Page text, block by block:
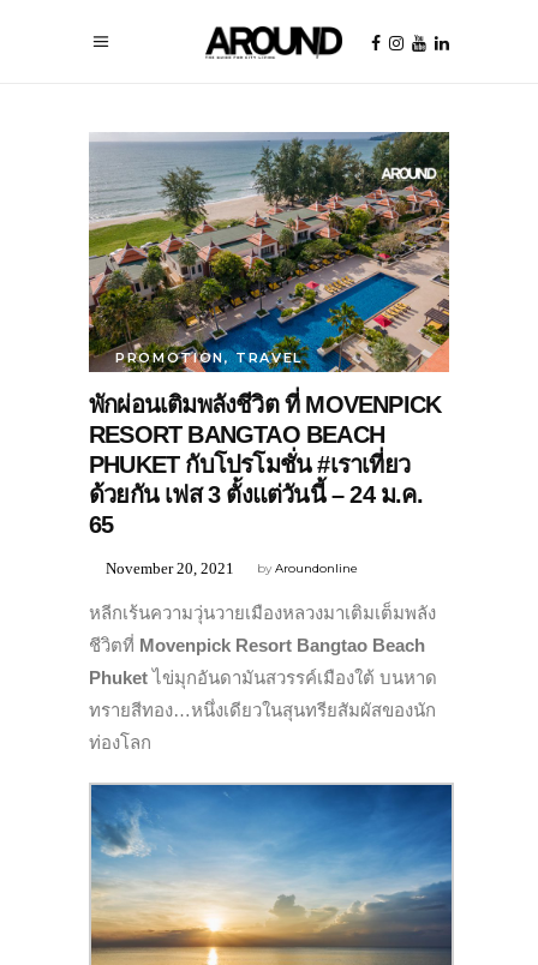
PROMOTION,TRAVEL
พักผ่อนเติมพลังชีวิต ที่ MOVENPICK
RESORT BANGTAO BEACH
PHUKET กับโปรโมชั่น #เราเที่ยว
ด้วยกัน เฟส 3 ตั้งแต่วันนี้ – 24 ม.ค.
65
byAroundonline
November 20, 2021
หลีกเร้นความวุ่นวายเมืองหลวงมาเติมเต็มพลัง
ชีวิตที่ Movenpick Resort Bangtao Beach
Phuketไข่มุกอันดามันสวรรค์เมืองใต้ บนหาด
ทรายสีทอง…หนึ่งเดียวในสุนทรียสัมผัสของนัก
ท่องโลก